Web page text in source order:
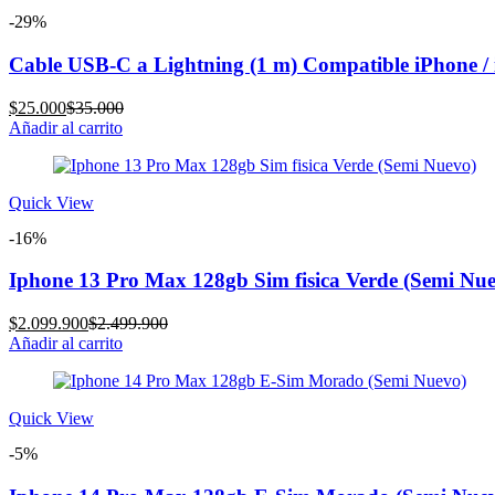
-29%
Cable USB-C a Lightning (1 m) Compatible iPhone /
$25.000Current
price
$25.000.
$35.000Original
$35.000.
Añadir al carrito
Quick View
-16%
Iphone 13 Pro Max 128gb Sim fisica Verde (Semi
$2.099.900Current
price
$2.099.900.
$2.499.900Original
$2.499.900.
Añadir al carrito
Quick View
-5%